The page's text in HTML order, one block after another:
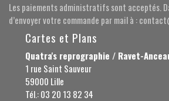
Les paiements administratifs sont acceptés.
d’envoyer votre commande par mail à :
Cartes et Plans
Quatra's reprographie / Ravet-
1 rue Saint Sauveur
59000 Lille
Tél.: 03 20 13 82 34